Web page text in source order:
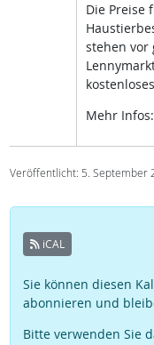
Die Preise
stehen vor
Mehr Infos:
Veröffentlicht: 5. September
iCAL
Sie können diesen
abonnieren und
Bitte verwenden Sie